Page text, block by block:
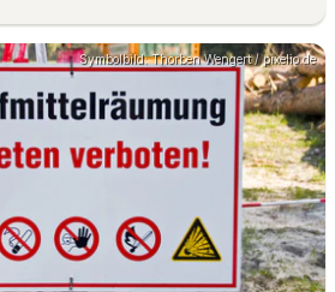
Symbolbild: Thorben Wengert / pixelio.de